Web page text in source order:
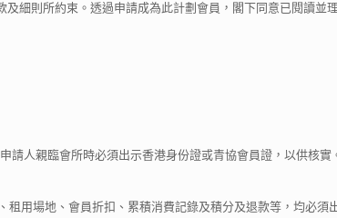
細則所約束。透過申請成為此計劃會員，閣下同意已閱讀並
人親臨會所時必須出示香港身份證或青協會員證，以供核
用場地、會員折扣、累積消費記錄及積分及退款等，均必須